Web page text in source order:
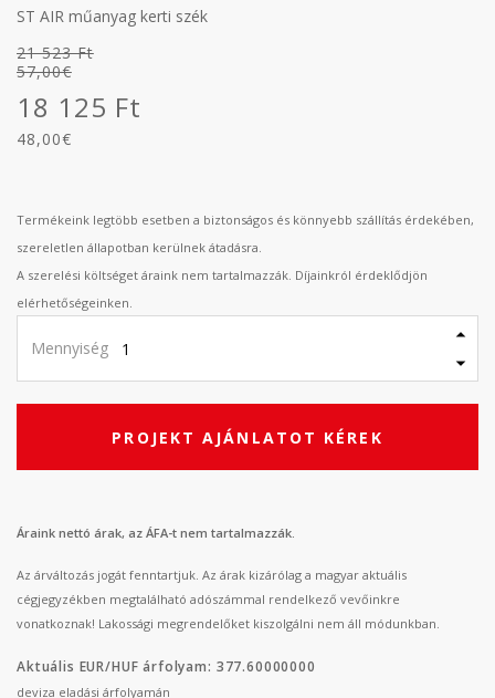
ST AIR műanyag kerti szék
18 125 Ft
48,00€
21 523 Ft
57,00€
Termékeink legtöbb esetben a biztonságos és könnyebb szállítás érdekében,
szereletlen állapotban kerülnek átadásra.
A szerelési költséget áraink nem tartalmazzák. Díjainkról érdeklődjön
elérhetőségeinken.
Mennyiség
PROJEKT AJÁNLATOT KÉREK
Áraink nettó árak, az ÁFA-t nem tartalmazzák.
Az árváltozás jogát fenntartjuk. Az árak kizárólag a magyar aktuális
cégjegyzékben megtalálható adószámmal rendelkező vevőinkre
vonatkoznak! Lakossági megrendelőket kiszolgálni nem áll módunkban.
Aktuális EUR/HUF árfolyam: 377.60000000
deviza eladási árfolyamán